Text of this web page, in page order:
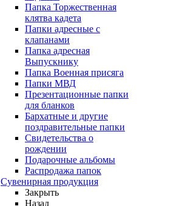
Папка Торжественная
клятва кадета
Папки адресные с
клапанами
Папка адресная
Выпускнику
Папка Военная присяга
Папки МВД
Презентационные папки
для бланков
Бархатные и другие
поздравительные папки
Свидетельства о
рождении
Подарочные альбомы
Распродажа папок
Сувенирная продукция
Закрыть
Назад